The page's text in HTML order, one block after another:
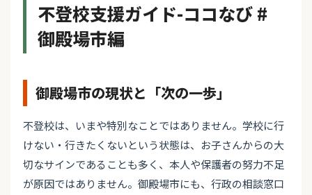
不登校支援ガイド-ココなび #
御殿場市編
御殿場市の現状と「次の一歩」
不登校は、いまや特別なことではありません。学校に行
けない・行きたくないという状態は、お子さんからの大
切なサインであることも多く、本人や保護者の努力不足
が原因ではありません。御殿場市にも、行政の相談窓口